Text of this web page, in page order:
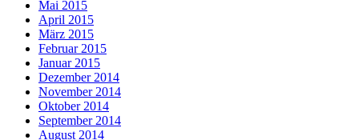
Mai 2015
April 2015
März 2015
Februar 2015
Januar 2015
Dezember 2014
November 2014
Oktober 2014
September 2014
August 2014